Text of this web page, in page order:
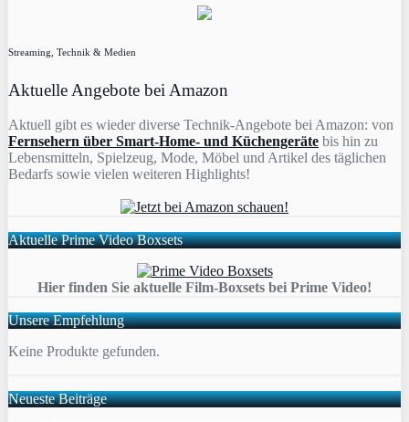
Streaming, Technik & Medien
Aktuelle Angebote bei Amazon
Aktuell gibt es wieder diverse Technik-Angebote bei Amazon: von
Fernsehern über Smart-Home- und Küchengeräte bis hin zu
Lebensmitteln, Spielzeug, Mode, Möbel und Artikel des täglichen
Bedarfs sowie vielen weiteren Highlights!
Aktuelle Prime Video Boxsets
Hier finden Sie aktuelle Film-Boxsets bei Prime Video!
Unsere Empfehlung
Keine Produkte gefunden.
Neueste Beiträge